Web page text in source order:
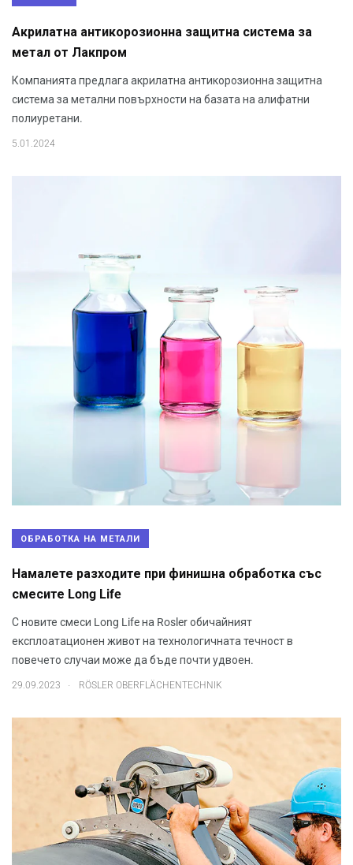
Акрилатна антикорозионна защитна система за
метал от Лакпром
Компанията предлага акрилатна антикорозионна защитна
система за метални повърхности на базата на алифатни
полиуретани.
5.01.2024
ОБРАБОТКА НА МЕТАЛИ
Намалете разходите при финишна обработка със
смесите Long Life
С новите смеси Long Life на Rosler обичайният
експлоатационен живот на технологичната течност в
повечето случаи може да бъде почти удвоен.
29.09.2023 . RÖSLER OBERFLÄCHENTECHNIK